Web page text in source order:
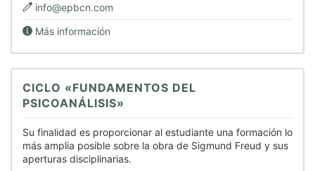
info@epbcn.com
Más información
CICLO «FUNDAMENTOS DEL
PSICOANÁLISIS»
Su finalidad es proporcionar al estudiante una formación lo
más amplia posible sobre la obra de Sigmund Freud y sus
aperturas disciplinarias.